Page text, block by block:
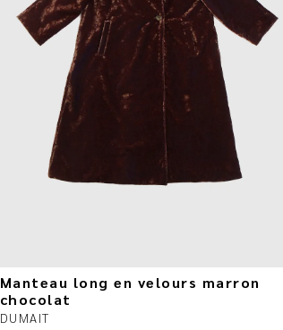
Manteau long en velours marron
chocolat
DUMAIT